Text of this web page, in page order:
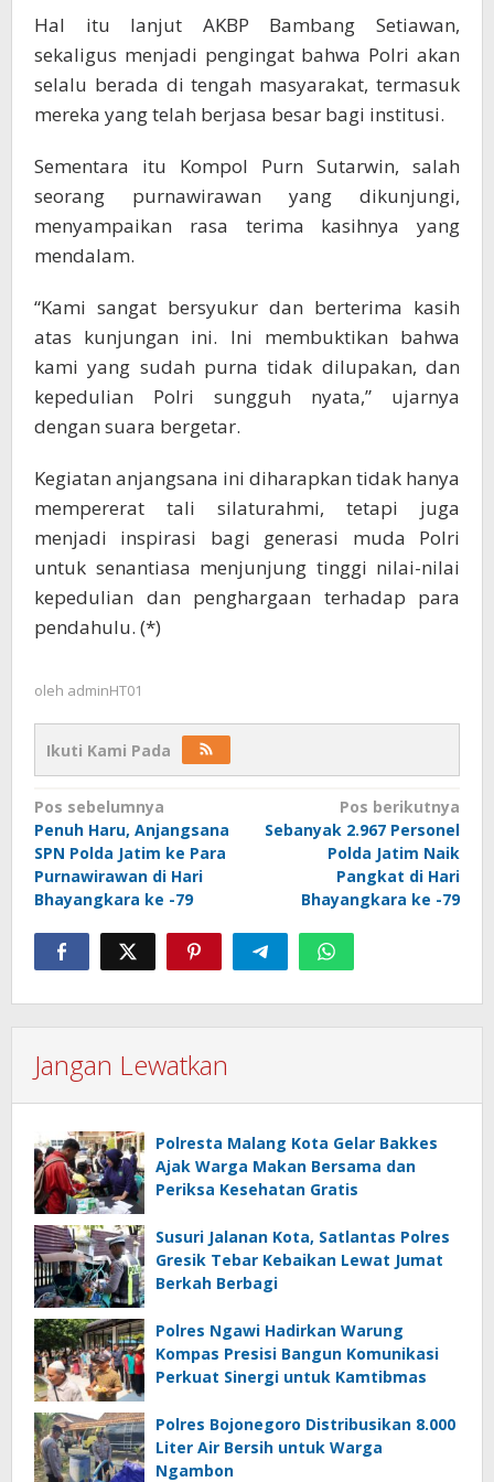
Hal itu lanjut AKBP Bambang Setiawan,
sekaligus menjadi pengingat bahwa Polri akan
selalu berada di tengah masyarakat, termasuk
mereka yang telah berjasa besar bagi institusi.
Sementara itu Kompol Purn Sutarwin, salah
seorang purnawirawan yang dikunjungi,
menyampaikan rasa terima kasihnya yang
mendalam.
“Kami sangat bersyukur dan berterima kasih
atas kunjungan ini. Ini membuktikan bahwa
kami yang sudah purna tidak dilupakan, dan
kepedulian Polri sungguh nyata,” ujarnya
dengan suara bergetar.
Kegiatan anjangsana ini diharapkan tidak hanya
mempererat tali silaturahmi, tetapi juga
menjadi inspirasi bagi generasi muda Polri
untuk senantiasa menjunjung tinggi nilai-nilai
kepedulian dan penghargaan terhadap para
pendahulu. (*)
oleh adminHT01
Ikuti Kami Pada
Navigasi
pos
Pos sebelumnya
Penuh Haru, Anjangsana
SPN Polda Jatim ke Para
Purnawirawan di Hari
Bhayangkara ke -79
Pos berikutnya
Sebanyak 2.967 Personel
Polda Jatim Naik
Pangkat di Hari
Bhayangkara ke -79
Jangan Lewatkan
Polresta Malang Kota Gelar Bakkes
Ajak Warga Makan Bersama dan
Periksa Kesehatan Gratis
Susuri Jalanan Kota, Satlantas Polres
Gresik Tebar Kebaikan Lewat Jumat
Berkah Berbagi
Polres Ngawi Hadirkan Warung
Kompas Presisi Bangun Komunikasi
Perkuat Sinergi untuk Kamtibmas
Polres Bojonegoro Distribusikan 8.000
Liter Air Bersih untuk Warga
Ngambon